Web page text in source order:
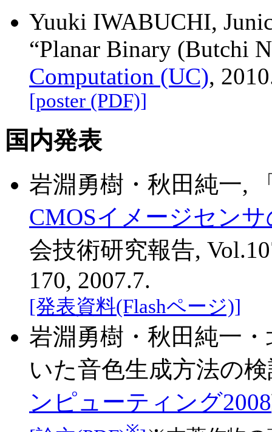
Yuuki IWABUCHI,
“Planar Binary (Butchi
Computation (UC),
[poster (PDF)]
国内発表
岩淵勇樹・秋田純一,
CMOSイメージセン
会技術研究報告,
170, 2007.7.
[発表資料(Flashページ)]
岩淵勇樹・秋田純一
いた音色生成方法の
ンピューティング2008